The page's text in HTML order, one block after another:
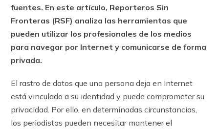
fuentes. En este artículo, Reporteros Sin
Fronteras (RSF) analiza las herramientas que
pueden utilizar los profesionales de los medios
para navegar por Internet y comunicarse de forma
privada.
El rastro de datos que una persona deja en Internet
está vinculado a su identidad y puede comprometer su
privacidad. Por ello, en determinadas circunstancias,
los periodistas pueden necesitar mantener el